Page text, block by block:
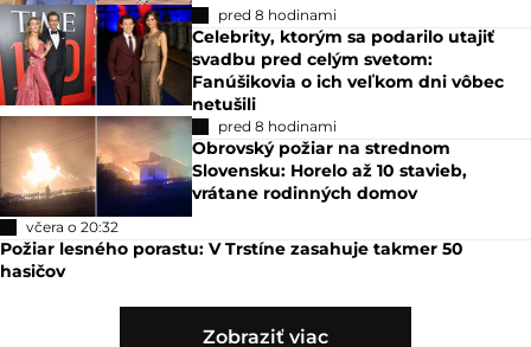
pred 8 hodinami
Celebrity, ktorým sa podarilo utajiť
svadbu pred celým svetom:
Fanúšikovia o ich veľkom dni vôbec
netušili
pred 8 hodinami
Obrovský požiar na strednom
Slovensku: Horelo až 10 stavieb,
vrátane rodinných domov
včera o 20:32
Požiar lesného porastu: V Trstíne zasahuje takmer 50
hasičov
Zobraziť viac